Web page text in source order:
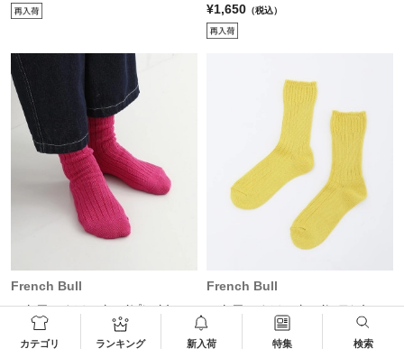
カテゴリ ランキング 新入荷 特集 検索
¥1,650 （税込）
French Bull
エトワールソックス(ピンク)
¥1,650
French Bull
エトワールソックス(レモン)
¥1,650
（税込）